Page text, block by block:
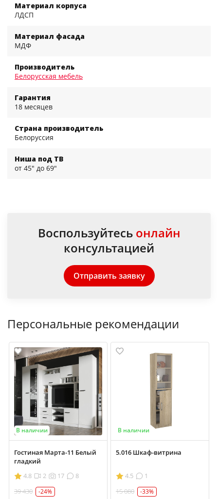
Материал корпуса
ЛДСП
Материал фасада
МДФ
Производитель
Белорусская мебель
Гарантия
18 месяцев
Страна производитель
Белоруссия
Ниша под ТВ
от 45" до 69"
Воспользуйтесь онлайн
консультацией
Отправить заявку
Персональные рекомендации
В наличии
Гостиная Марта-11 Белый
гладкий
4.8
2 17
8
39 430
-24%
В наличии
5.016 Шкаф-витрина
4.5
1
15 080
-33%